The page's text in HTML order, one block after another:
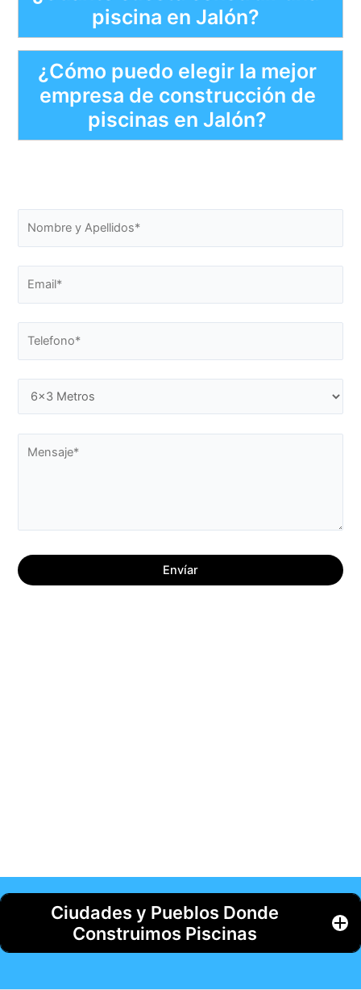
piscina en Jalón?
¿Cómo puedo elegir la mejor
empresa de construcción de
piscinas en Jalón?
Ciudades y Pueblos Donde
Construimos Piscinas